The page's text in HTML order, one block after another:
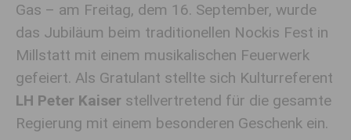
Gas – am Freitag, dem 16. September, wurde
das Jubiläum beim traditionellen Nockis Fest in
Millstatt mit einem musikalischen Feuerwerk
gefeiert. Als Gratulant stellte sich Kulturreferent
LH Peter Kaiser stellvertretend für die gesamte
Regierung mit einem besonderen Geschenk ein.